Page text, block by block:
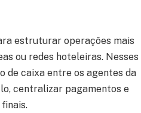
estruturar operações mais
ou redes hoteleiras. Nesses
de caixa entre os agentes da
centralizar pagamentos e